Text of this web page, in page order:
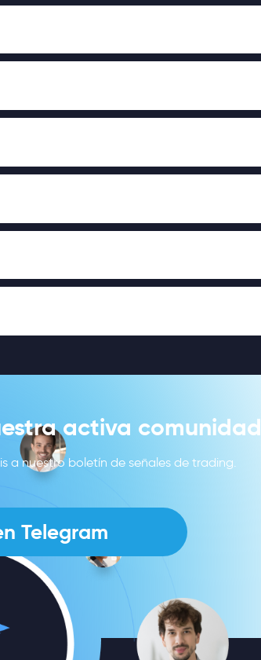
activa comunidad
a nuestro boletín de señales de trading.
Telegram